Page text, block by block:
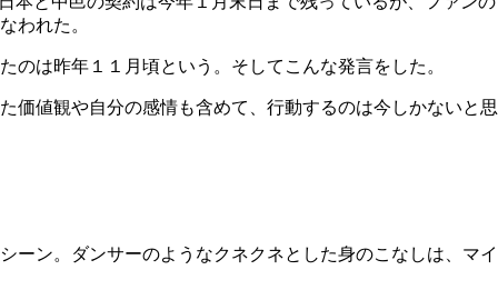
われた。
は昨年１１月頃という。そしてこんな発言をした。
価値観や自分の感情も含めて、行動するのは今しかないと思
ーン。ダンサーのようなクネクネとした身のこなしは、マイ